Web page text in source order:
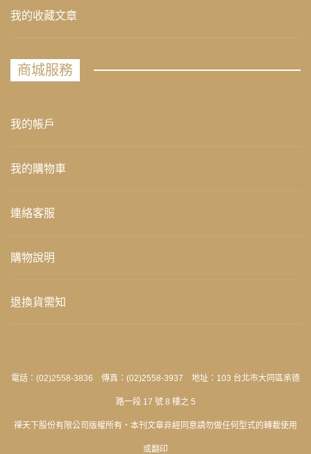
我的收藏文章
商城服務
我的帳戶
我的購物車
連絡客服
購物說明
退換貨需知
電話：(02)2558-3836 傳真：(02)2558-3937 地址：103 台北市大同區承德
路一段 17 號 8 樓之 5
禪天下股份有限公司版權所有‧本刊文章非經同意請勿做任何型式的轉載使用
或翻印